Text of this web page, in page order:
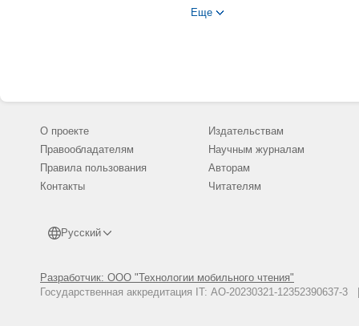
Davim D. E. M. O homem e a
Merleau-Ponty M.
481.
Vallaux C. Le Sol et L'État.
Еще
О проекте
Правообладателям
Правила пользования
Контакты
Русский
Разработчик: ООО "Технологии мобильного чтения"
Государственная аккредитация IT: АО-20230321-
Издательствам
Научным журналам
Авторам
Читателям